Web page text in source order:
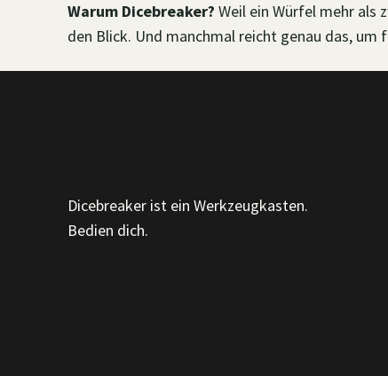
Warum Dicebreaker? Weil ein Würfel mehr als
den Blick. Und manchmal reicht genau das,
Dicebreaker ist ein Werkzeugkasten.
Bedien dich.